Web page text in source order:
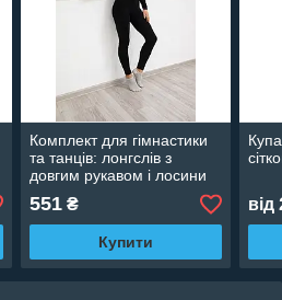
Комплект для гімнастики
та танців: лонгслів з
довгим рукавом і лосини
чорного кольору
551₴
Купити
від